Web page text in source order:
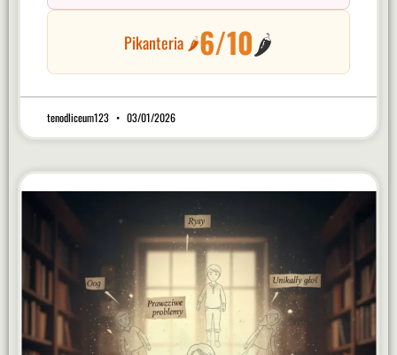
Pikanteria 🌶️6/10🌶️
tenodliceum123 03/01/2026